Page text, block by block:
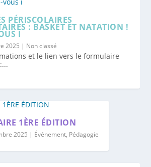
PÉRISCOLAIRES
: BASKET ET NATATION !
I
2025 | Non classé
et le lien vers le formulaire
1ÈRE ÉDITION
2025 | Événement, Pédagogie